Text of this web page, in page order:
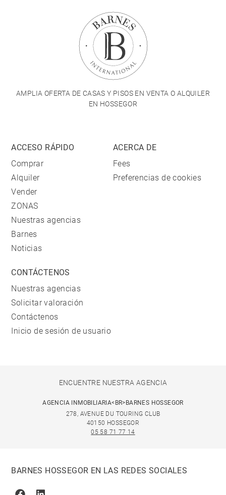
AMPLIA OFERTA DE CASAS Y PISOS EN VENTA O ALQUILER
EN HOSSEGOR
ACCESO RÁPIDO
Comprar
Alquiler
Vender
ZONAS
Nuestras agencias
Barnes
Noticias
ACERCA DE
Fees
Preferencias de cookies
CONTÁCTENOS
Nuestras agencias
Solicitar valoración
Contáctenos
Inicio de sesión de usuario
ENCUENTRE NUESTRA AGENCIA
AGENCIA INMOBILIARIA<BR>BARNES HOSSEGOR
278, AVENUE DU TOURING CLUB
40150 HOSSEGOR
05 58 71 77 14
BARNES HOSSEGOR EN LAS REDES SOCIALES